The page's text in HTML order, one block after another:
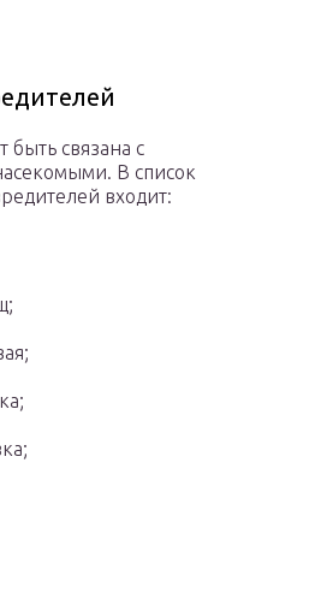
быть связана с
В список
входит: